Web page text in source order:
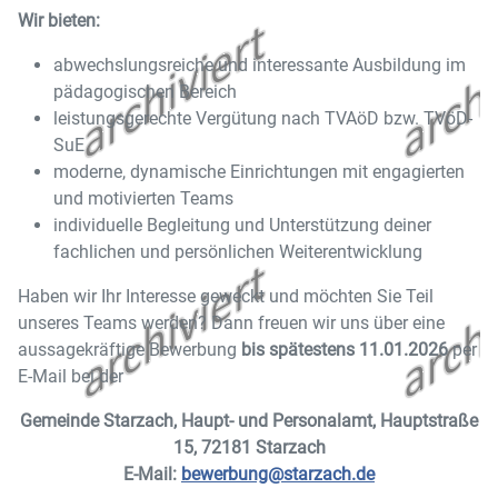
Wir bieten:
abwechslungsreiche und interessante Ausbildung im
pädagogischen Bereich
leistungsgerechte Vergütung nach TVAöD bzw. TVöD-
SuE
moderne, dynamische Einrichtungen mit engagierten
und motivierten Teams
individuelle Begleitung und Unterstützung deiner
fachlichen und persönlichen Weiterentwicklung
Haben wir Ihr Interesse geweckt und möchten Sie Teil
unseres Teams werden? Dann freuen wir uns über eine
aussagekräftige Bewerbung bis spätestens 11.01.2026per
E-Mail bei der
Gemeinde Starzach, Haupt- und Personalamt, Hauptstraße
15, 72181 Starzach
E-Mail: bewerbung@starzach.de